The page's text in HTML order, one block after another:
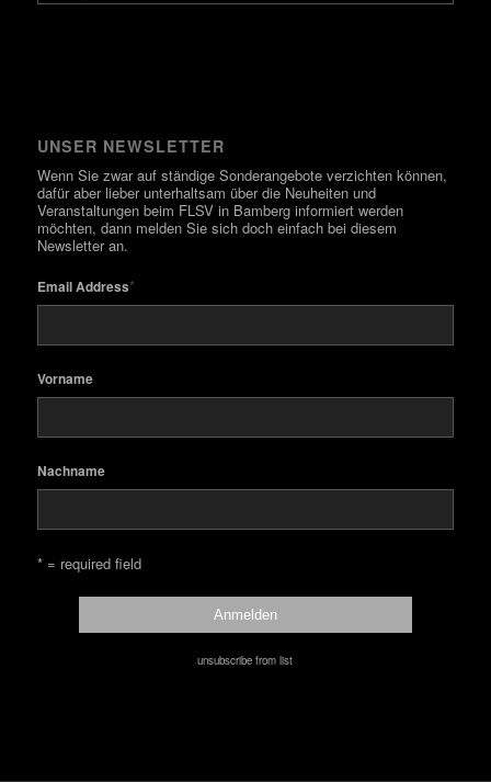
UNSER NEWSLETTER
Wenn Sie zwar auf ständige Sonderangebote verzichten können,
dafür aber lieber unterhaltsam über die Neuheiten und
Veranstaltungen beim FLSV in Bamberg informiert werden
möchten, dann melden Sie sich doch einfach bei diesem
Newsletter an.
Email Address*
Vorname
Nachname
* = required field
unsubscribe from list